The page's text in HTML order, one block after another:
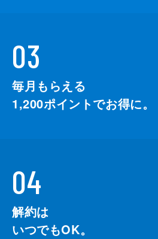
03
毎月もらえる
1,200ポイントでお得に。
04
解約は
いつでもOK。